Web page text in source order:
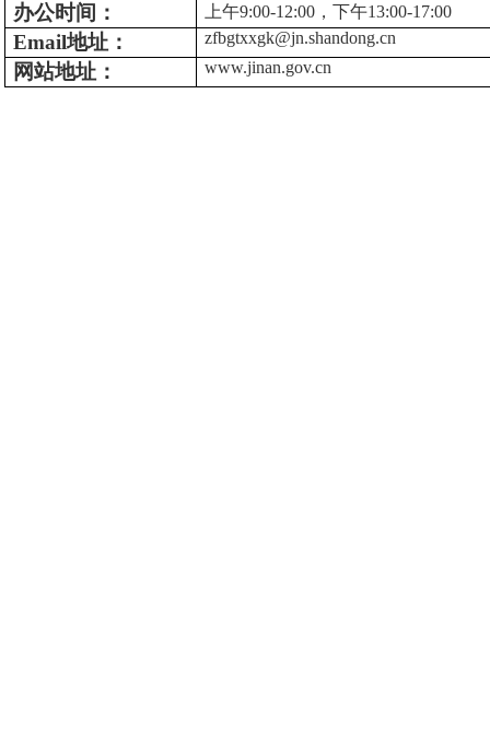
办公时间： 上午9:00-12:00，下午13:00-17:00
Email地址： zfbgtxxgk@jn.shandong.cn
网站地址： www.jinan.gov.cn